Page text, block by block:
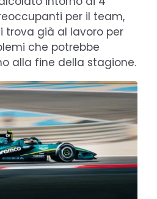
per il team,
trova già al lavoro per
che potrebbe
alla fine della stagione.